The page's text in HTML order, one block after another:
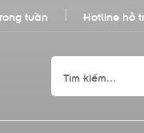
tuần Hotline hỗ